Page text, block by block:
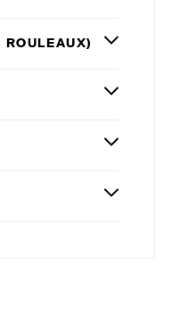
ROULEAUX)